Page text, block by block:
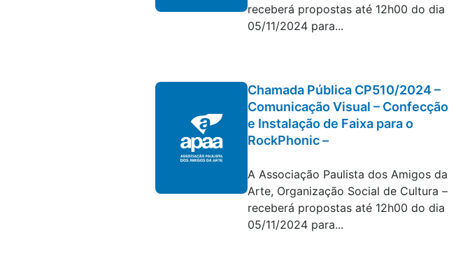
receberá propostas até 12h00 do dia
05/11/2024 para...
Chamada Pública CP510/2024 –
Comunicação Visual – Confecção
e Instalação de Faixa para o
RockPhonic –
A Associação Paulista dos Amigos da
Arte, Organização Social de Cultura –
receberá propostas até 12h00 do dia
05/11/2024 para...